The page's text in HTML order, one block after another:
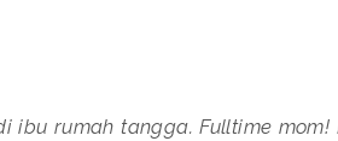
ibu rumah tangga. Fulltime